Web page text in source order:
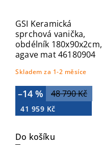
GSI Keramická
sprchová vanička,
obdélník 180x90x2cm,
agave mat 46180904
Skladem za 1-2 měsíce
48 790 Kč
–14 %
41 959 Kč
Do košíku